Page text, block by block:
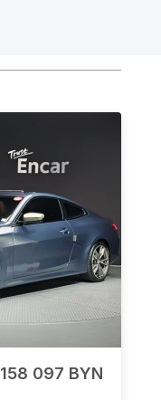
158 097 BYN